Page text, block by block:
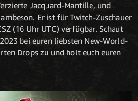
Jacquard-Mantille, und
Er ist für Twitch-Zuschauer
(16 Uhr UTC) verfügbar. Schaut
bei euren liebsten New-World-
Drops zu und holt euch euren